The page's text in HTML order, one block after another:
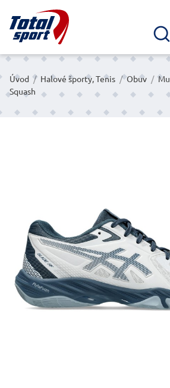
Úvod / Halové športy, Tenis / Obuv /
Squash